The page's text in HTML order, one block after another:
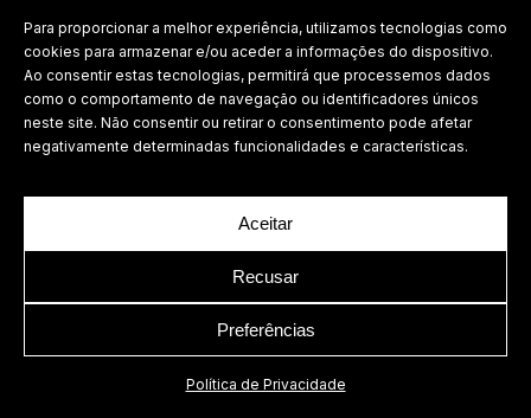
Para proporcionar a melhor experiência, utilizamos tecnologias como
cookies para armazenar e/ou aceder a informações do dispositivo.
Ao consentir estas tecnologias, permitirá que processemos dados
como o comportamento de navegação ou identificadores únicos
neste site. Não consentir ou retirar o consentimento pode afetar
negativamente determinadas funcionalidades e características.
Aceitar
Recusar
Preferências
Política de Privacidade
©2026 Todos os direitos reservados.
Política de Privacidade